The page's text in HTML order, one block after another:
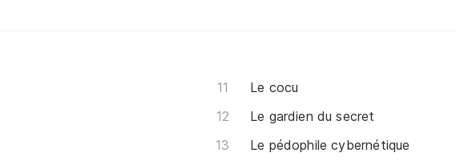
Le cocu
Le gardien du secret
Le pédophile cybernétique